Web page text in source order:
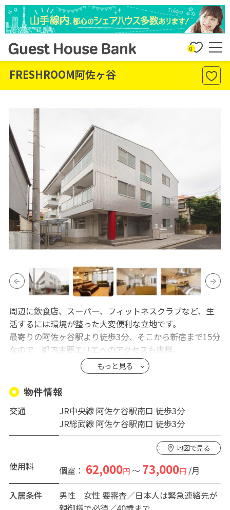
0
FRESHROOM阿佐ヶ谷
周辺に飲食店、スーパー、フィットネスクラブなど、生
活するには環境が整った大変便利な立地です。
最寄りの阿佐ヶ谷駅より徒歩3分、そこから新宿まで15分
なので、都内主要エリエへのアクセスも抜群。
物件は地下1階、地上3階建てのリノベーション物件で、3
階のみ女性専用フロアとなっています。
主な共有部が揃う地下は、フィットネススペースを設
け、シャワールームも男女で分かれており、ちょっとし
たジムとしても使用できます。リビングはカフェをイメ
ージ。一人で作業できるカウンタースペースや、皆でゆ
っくり過ごせるソファで用途を使い分けて過ごすことが
※退去時、保証金は退室手数料として15,000円償却
もっと見る
物件情報
交通
JR中央線 阿佐ケ谷駅南口 徒歩3分
JR総武線 阿佐ケ谷駅南口 徒歩3分
地図で見る
使用料 個室： 62,000円～ 73,000円/月
入居条件
男性 女性 要審査／日本人は緊急連絡先が